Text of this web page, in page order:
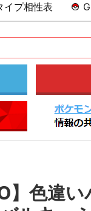
イプ相性表
】色違